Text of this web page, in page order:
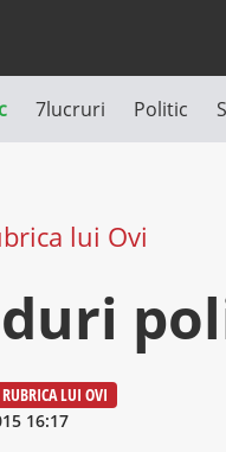
7lucruri Politic
lui Ovi
RUBRICA LUI OVI
16:17